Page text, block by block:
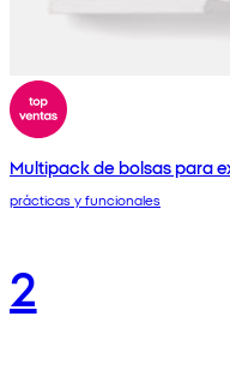
Multipack de bolsas para
prácticas y funcionales
2